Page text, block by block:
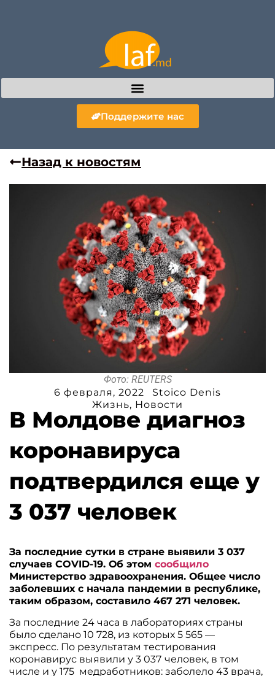
Поддержите нас
Назад к новостям
Фото: REUTERS
6 февраля, 2022
Stoico Denis
Жизнь, Новости
В Молдове диагноз
коронавируса
подтвердился еще у
3 037 человек
За последние сутки в стране выявили 3 037
случаев COVID-19. Об этомсообщило
Министерство здравоохранения. Общее число
заболевших с начала пандемии в республике,
таким образом, составило 467 271 человек.
За последние 24 часа в лабораториях страны
было сделано 10 728, из которых 5 565 —
экспресс. По результатам тестирования
коронавирус выявили у 3 037 человек, в том
числе и у 175 медработников: заболело 43 врача,